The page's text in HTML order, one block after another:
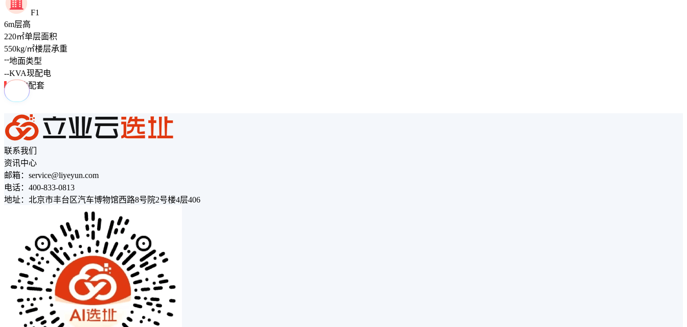
F1
6m层高
220㎡单层面积
550kg/㎡楼层承重
--地面类型
--KVA现配电
周边配套
联系我们
资讯中心
邮箱：service@liyeyun.com
电话：400-833-0813
地址：北京市丰台区汽车博物馆西路8号院2号楼4层406